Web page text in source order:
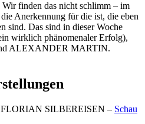
finden das nicht schlimm – im
Anerkennung für die ist, die eben
sind. Das sind in dieser Woche
wirklich phänomenaler Erfolg),
ALEXANDER MARTIN.
SILBEREISEN – Schau